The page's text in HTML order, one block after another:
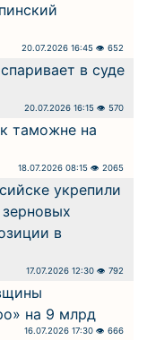
20.07.2026 16:45 👁 652
в суде
20.07.2026 16:15 👁 570
таможне на
18.07.2026 08:15 👁 2065
укрепили
в
17.07.2026 12:30 👁 792
на 9 млрд
16.07.2026 17:30 👁 666